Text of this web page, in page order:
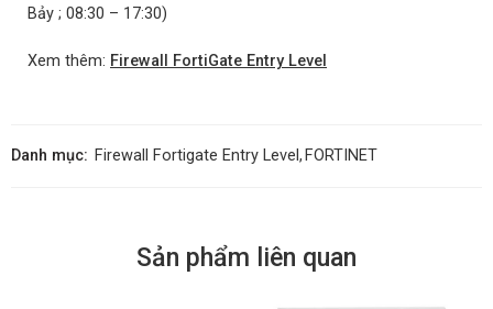
Bảy ; 08:30 – 17:30)
Xem thêm: Firewall FortiGate Entry Level
Danh mục: Firewall Fortigate Entry Level , FORTINET
Sản phẩm liên quan